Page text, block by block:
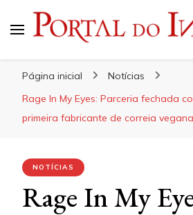
Página inicial
Notícias
Rage In My Eyes: Parceria fechada
primeira fabricante de correia vegana
NOTÍCIAS
Rage In My